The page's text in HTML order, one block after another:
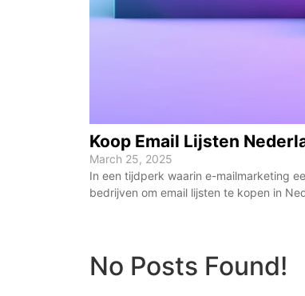
Koop Email Lijsten
March 25, 2025
In een tijdperk waarin e-mailmarketing
bedrijven om email lijsten te kopen in
No Posts Found!